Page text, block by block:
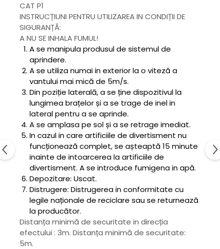
CAT P1
INSTRUCȚIUNI PENTRU UTILIZAREA IN CONDIȚII DE
SIGURANȚĂ:
A NU SE INHALA FUMUL!
A se manipula produsul de sistemul de
aprindere.
A se utiliza numai in exterior la o viteză a
vantului mai mică de 5m/s.
Din poziție laterală, a se ține dispozitivul la
lungimea brațelor și a se trage de inel in
lateral pentru a se aprinde.
A se amplasa pe sol și a se retrage imediat.
In cazul in care artificiile de divertisment nu
funcționează complet, se așteaptă 15 minute
inainte de intoarcerea la artificiile de
divertisment. A se introduce fumigena in apă.
Depozitare: Uscat.
Distrugere: Distrugerea in conformitate cu
legile naționale de reciclare sau se returnează
la producător.
Distanța minimă de securitate in direcția
efectului : 3m. Distanța minimă de securitate:
5m.